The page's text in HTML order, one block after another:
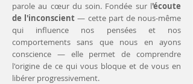
parole au cœur du soin. Fondée sur l'écoute
de l'inconscient— cette part de nous-même
qui influence nos pensées et nos
comportements sans que nous en ayons
conscience — elle permet de comprendre
l'origine de ce qui vous bloque et de vous en
libérer progressivement.